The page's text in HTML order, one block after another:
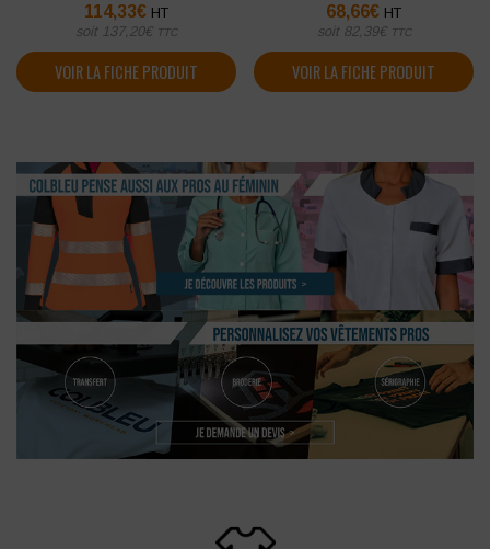
114,33€ HT
soit 137,20€ TTC
VOIR LA FICHE PRODUIT
68,66€ HT
soit 82,39€ TTC
VOIR LA FICHE PRODUIT